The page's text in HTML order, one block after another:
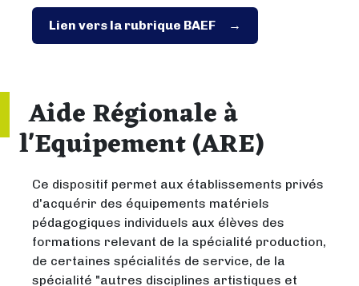
Lien vers la rubrique BAEF
Aide Régionale à
l'Equipement (ARE)
Ce dispositif permet aux établissements privés
d'acquérir des équipements matériels
pédagogiques individuels aux élèves des
formations relevant de la spécialité production,
de certaines spécialités de service, de la
spécialité "autres disciplines artistiques et